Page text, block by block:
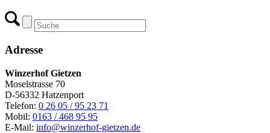
Adresse
Winzerhof Gietzen
Moselstrasse 70
D-56332 Hatzenport
Telefon: 0 26 05 / 95 23 71
Mobil: 0163 / 468 95 95
E-Mail: info@winzerhof-gietzen.de